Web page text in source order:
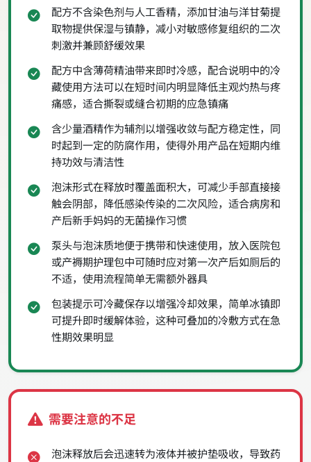
配方不含染色剂与人工香精，添加甘油与洋甘菊提
取物提供保湿与镇静，减小对敏感修复组织的二次
刺激并兼顾舒缓效果
配方中含薄荷精油带来即时冷感，配合说明中的冷
藏使用方法可以在短时间内明显降低主观灼热与疼
痛感，适合撕裂或缝合初期的应急镇痛
含少量酒精作为辅剂以增强收敛与配方稳定性，同
时起到一定的防腐作用，使得外用产品在短期内维
持功效与清洁性
泡沫形式在释放时覆盖面积大，可减少手部直接接
触会阴部，降低感染传染的二次风险，适合病房和
产后新手妈妈的无菌操作习惯
泵头与泡沫质地便于携带和快速使用，放入医院包
或产褥期护理包中可随时应对第一次产后如厕后的
不适，使用流程简单无需额外器具
包装提示可冷藏保存以增强冷却效果，简单冰镇即
可提升即时缓解体验，这种可叠加的冷敷方式在急
性期效果明显
需要注意的不足
泡沫释放后会迅速转为液体并被护垫吸收，导致药